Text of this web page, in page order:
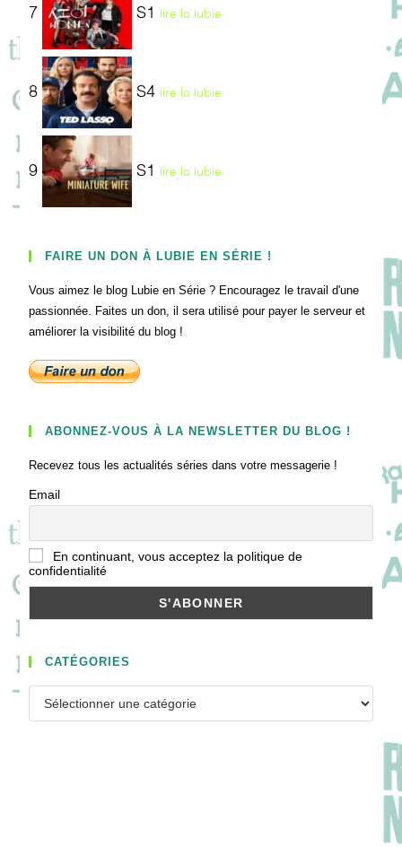
7 S1 lire la lubie
8 S4 lire la lubie
9 S1 lire la lubie
FAIRE UN DON À LUBIE EN SÉRIE !
Vous aimez le blog Lubie en Série ? Encouragez le travail d'une
passionnée. Faites un don, il sera utilisé pour payer le serveur et
améliorer la visibilité du blog !
ABONNEZ-VOUS À LA NEWSLETTER DU BLOG !
Recevez tous les actualités séries dans votre messagerie !
Email
En continuant, vous acceptez la politique de
confidentialité
CATÉGORIES